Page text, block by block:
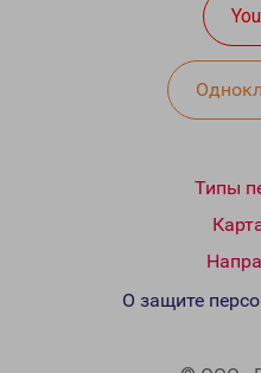
Типы
О защите